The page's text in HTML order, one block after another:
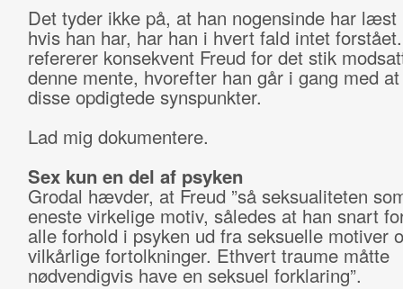
Det tyder ikke på, at han nogensinde har læst
hvis han har, har han i hvert fald intet
refererer konsekvent Freud for det stik
denne mente, hvorefter han går i gang med
disse opdigtede synspunkter.
Lad mig dokumentere.
Sex kun en del af psyken
Grodal hævder, at Freud ”så seksualiteten
eneste virkelige motiv, således at han snart
alle forhold i psyken ud fra seksuelle motiver
vilkårlige fortolkninger. Ethvert traume måtte
nødvendigvis have en seksuel forklaring”.